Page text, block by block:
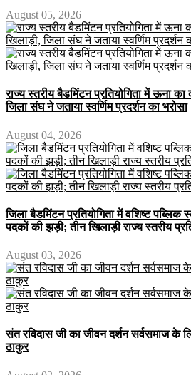
August 05, 2026
राज्य स्तरीय बैडमिंटन प्रतियोगिता में ऊना
जिला संघ ने जताया स्वर्णिम प्रदर्शन का भरोसा
August 04, 2026
जिला बैडमिंटन प्रतियोगिता में वशिष्ट
पदकों की झड़ी; तीन खिलाड़ी राज्य स्तरीय
August 03, 2026
संत रविदास जी का जीवन दर्शन सर्वसमाज के
ठाकुर